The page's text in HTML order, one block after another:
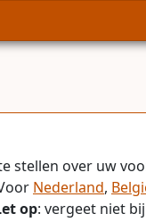
stellen over uw
Nederland,
op: vergeet niet